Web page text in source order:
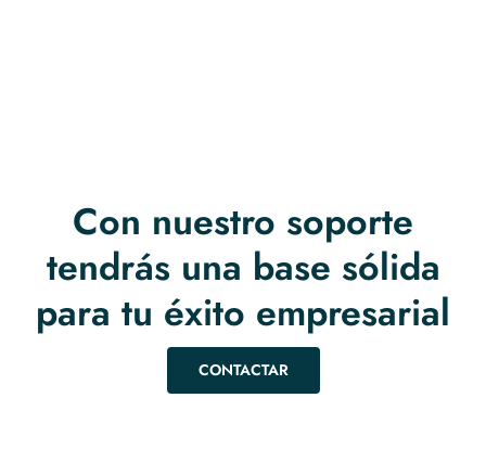
Con nuestro soporte
tendrás una base sólida
para tu éxito empresarial
CONTACTAR